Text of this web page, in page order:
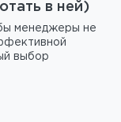
в ней)
менеджеры не
выбор